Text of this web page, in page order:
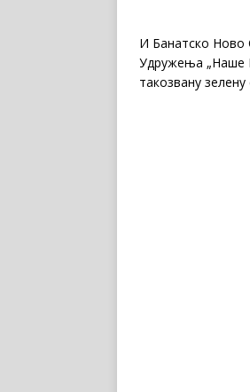
И Банатско Ново
Удружења „Наше
такозвану